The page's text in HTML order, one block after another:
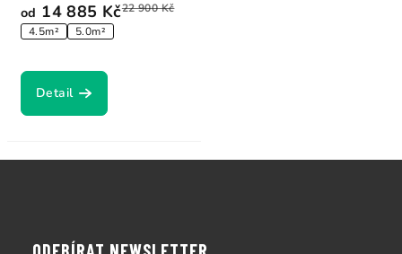
od 14 885 Kč22 900 Kč
4.5m²
5.0m²
Detail